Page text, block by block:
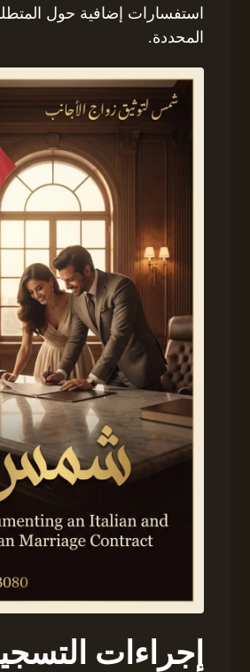
استفسارات إضافية حول
المحددة.
إجراءات